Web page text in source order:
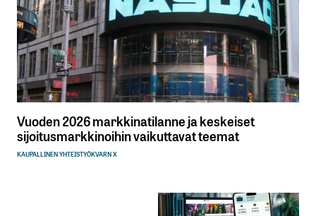
Vuoden 2026 markkinatilanne ja keskeiset
sijoitusmarkkinoihin vaikuttavat teemat
KAUPALLINEN YHTEISTYÖKVARN X